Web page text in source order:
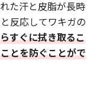
た汗と皮脂が長時
反応してワキガの
すぐに拭き取るこ
とを防ぐことがで